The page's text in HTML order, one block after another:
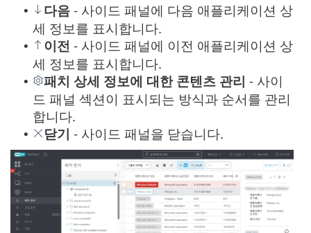
• 다음 - 사이드 패널에 다음 애플리케이션 상
세 정보를 표시합니다.
• 이전 - 사이드 패널에 이전 애플리케이션 상
세 정보를 표시합니다.
• 패치 상세 정보에 대한 콘텐츠 관리 - 사이
드 패널 섹션이 표시되는 방식과 순서를 관리
합니다.
• 닫기 - 사이드 패널을 닫습니다.